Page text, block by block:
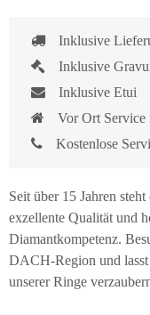
Inklusive
Inklusive
Inklusive Etui
Vor Ort
Kostenlose
Seit über 15 Jahren
exzellente Qualität und
Diamantkompetenz.
DACH-Region und
unserer Ringe